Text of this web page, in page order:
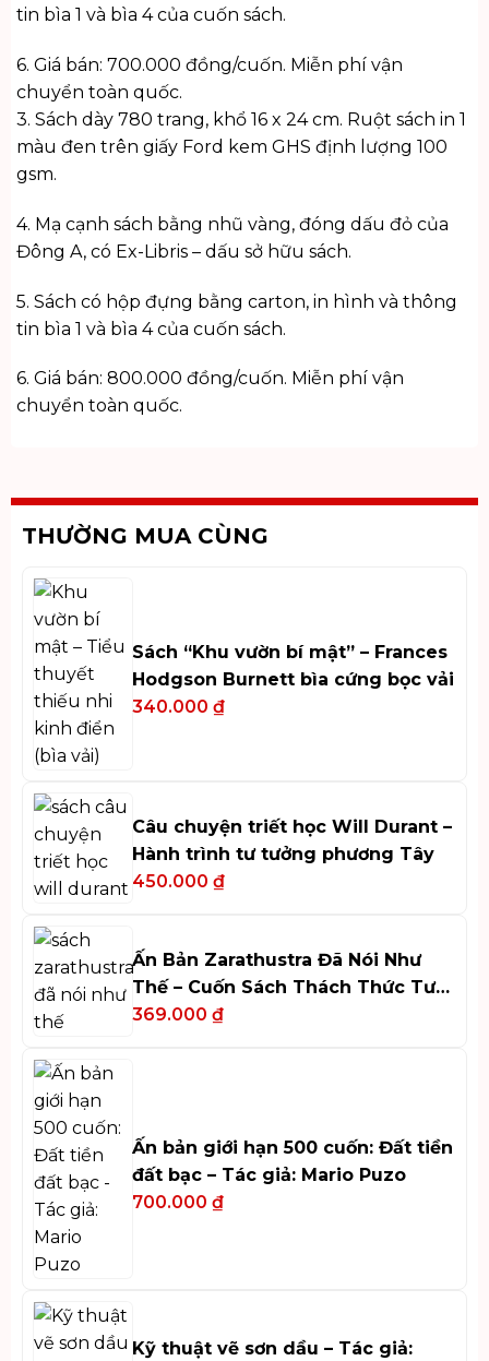
tin bìa 1 và bìa 4 của cuốn sách.
6. Giá bán: 700.000 đồng/cuốn. Miễn phí vận
chuyển toàn quốc.
3. Sách dày 780 trang, khổ 16 x 24 cm. Ruột sách in 1
màu đen trên giấy Ford kem GHS định lượng 100
gsm.
4. Mạ cạnh sách bằng nhũ vàng, đóng dấu đỏ của
Đông A, có Ex-Libris – dấu sở hữu sách.
5. Sách có hộp đựng bằng carton, in hình và thông
tin bìa 1 và bìa 4 của cuốn sách.
6. Giá bán: 800.000 đồng/cuốn. Miễn phí vận
chuyển toàn quốc.
THƯỜNG MUA CÙNG
Sách “Khu vườn bí mật” – Frances
Hodgson Burnett bìa cứng bọc vải
340.000 ₫
Câu chuyện triết học Will Durant –
Hành trình tư tưởng phương Tây
450.000 ₫
Ấn Bản Zarathustra Đã Nói Như
Thế – Cuốn Sách Thách Thức Tư
Duy
369.000 ₫
Ấn bản giới hạn 500 cuốn: Đất tiền
đất bạc – Tác giả: Mario Puzo
700.000 ₫
Kỹ thuật vẽ sơn dầu – Tác giả: